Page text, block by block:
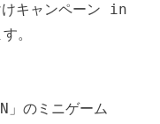
けキャンペーン in
。
」のミニゲーム